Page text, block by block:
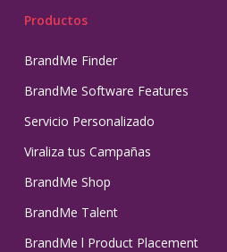
Productos
BrandMe Finder
BrandMe Software Features
Servicio Personalizado
Viraliza tus Campañas
BrandMe Shop
BrandMe Talent
BrandMe l Product Placement